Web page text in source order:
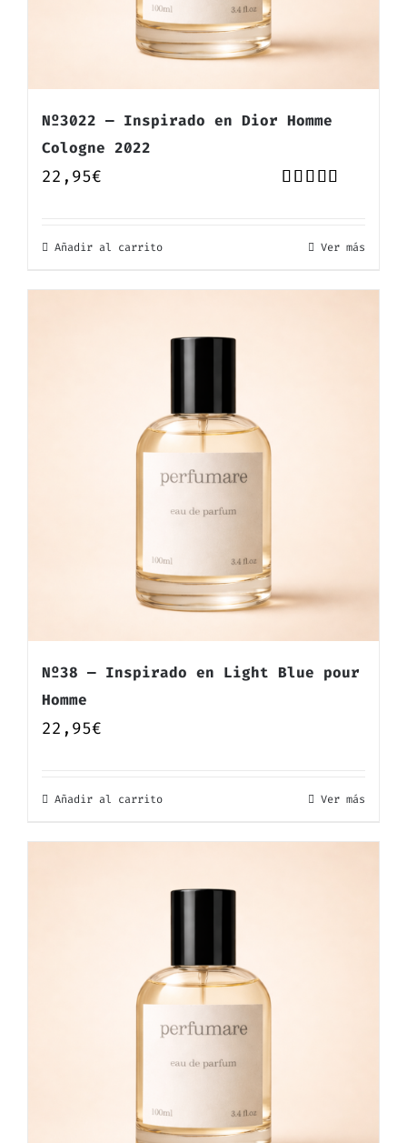
Nº3022 — Inspirado en Dior Homme
Cologne 2022
22,95€
Añadir al carrito Ver más
Nº38 — Inspirado en Light Blue pour
Homme
22,95€
Añadir al carrito Ver más